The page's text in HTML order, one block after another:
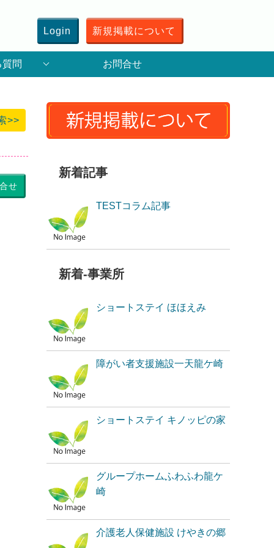
Login 新規掲載について
問 お問合せ
>>
せ
新着記事
TESTコラム記事
新着-事業所
ショートステイ ほほえみ
障がい者支援施設一天龍ケ崎
ショートステイ キノッピの家
グループホームふわふわ龍ケ
崎
介護老人保健施設 けやきの郷